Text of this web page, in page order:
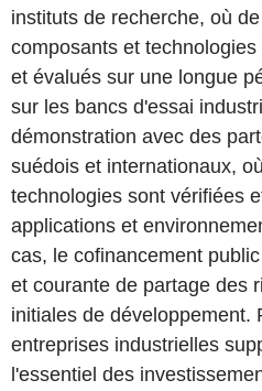
instituts de recherche, où
composants et
et évalués sur une longue
sur les bancs d'essai
démonstration avec des
suédois et internationaux,
technologies sont vérifiées
applications et
cas, le cofinancement
et courante de partage des
initiales de développement.
entreprises industrielles
l'essentiel des